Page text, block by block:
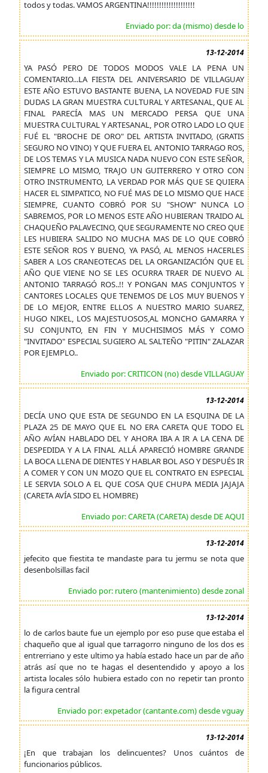
todos y todas. VAMOS ARGENTINA!!!!!!!!!!!!!!!!!!!!
Enviado por: da (mismo) desde lo
13-12-2014
YA PASÓ PERO DE TODOS MODOS VALE LA PENA UN
COMENTARIO...LA FIESTA DEL ANIVERSARIO DE VILLAGUAY
ESTE AÑO ESTUVO BASTANTE BUENA, LA NOVEDAD FUE SIN
DUDAS LA GRAN MUESTRA CULTURAL Y ARTESANAL, QUE AL
FINAL PARECÍA MAS UN MERCADO PERSA QUE UNA
MUESTRA CULTURAL Y ARTESANAL, POR OTRO LADO LO QUE
FUÉ EL "BROCHE DE ORO" DEL ARTISTA INVITADO, (GRATIS
SEGURO NO VINO) Y QUE FUERA EL ANTONIO TARRAGO ROS,
DE LOS TEMAS Y LA MUSICA NADA NUEVO CON ESTE SEÑOR,
SIEMPRE LO MISMO, TRAJO UN GUITERRERO Y OTRO CON
OTRO INSTRUMENTO, LA VERDAD POR MÁS QUE SE QUIERA
HACER EL SIMPATICO, NO FUÉ MAS DE LO MISMO QUE HACE
SIEMPRE, CUANTO COBRÓ POR SU "SHOW" NUNCA LO
SABREMOS, POR LO MENOS ESTE AÑO HUBIERAN TRAIDO AL
CHAQUEÑO PALAVECINO, QUE SEGURAMENTE NO CREO QUE
LES HUBIERA SALIDO NO MUCHA MAS DE LO QUE COBRÓ
ESTE SEÑOR ROS Y BUENO, YA PASÓ, AL MENOS HACERLES
SABER A LOS CRANEOTECAS DEL LA ORGANIZACIÓN QUE EL
AÑO QUE VIENE NO SE LES OCURRA TRAER DE NUEVO AL
ANTONIO TARRAGÓ ROS..!! Y PONGAN MAS CONJUNTOS Y
CANTORES LOCALES QUE TENEMOS DE LOS MUY BUENOS Y
DE LO MEJOR, ENTRE ELLOS A NUESTRO MARIO SUAREZ,
HUGO NIKEL, LOS MAJESTUOSOS,AL MONCHO GAMARRA Y
SU CONJUNTO, EN FIN Y MUCHISIMOS MÁS Y COMO
"INVITADO" ESPECIAL SUGIERO AL SALTEÑO "PITIN" ZALAZAR
POR EJEMPLO..
Enviado por: CRITICON (no) desde VILLAGUAY
13-12-2014
DECÍA UNO QUE ESTA DE SEGUNDO EN LA ESQUINA DE LA
PLAZA 25 DE MAYO QUE EL NO ERA CARETA QUE TODO EL
AÑO AVÍAN HABLADO DEL Y AHORA IBA A IR A LA CENA DE
DESPEDIDA Y A LA FINAL ALLÁ APARECIÓ HOMBRE GRANDE
LA BOCA LLENA DE DIENTES Y HABLAR BOL ASO Y DESPUÉS IR
A COMER Y CON UN MOZO QUE EL CONTRATO EN ESPECIAL
LE SERVIA SOLO A EL QUE COSA QUE CHUPA MEDIA JAJAJA
(CARETA AVÍA SIDO EL HOMBRE)
Enviado por: CARETA (CARETA) desde DE AQUI
13-12-2014
jefecito que fiestita te mandaste para tu jermu se nota que
desenbolsillas facil
Enviado por: rutero (mantenimiento) desde zonal
13-12-2014
lo de carlos baute fue un ejemplo por eso puse que estaba el
chaqueño que al igual que tarragorro ninguno de los dos es
entrerriano y este ultimo ya había estado hace un par de año
atrás así que no te hagas el desentendido y apoyo a los
artista locales sólo hubiera estado con no repetir tan pronto
la figura central
Enviado por: expetador (cantante.com) desde vguay
13-12-2014
¡En que trabajan los delincuentes? Unos cuántos de
funcionarios públicos.